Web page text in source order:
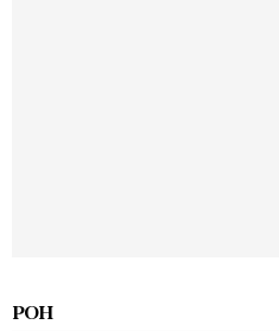
ΡΟΉ